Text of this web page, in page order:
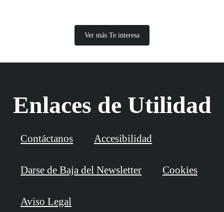
Ver más Te interesa
Enlaces de Utilidad
Contáctanos Accesibilidad
Darse de Baja del Newsletter Cookies
Aviso Legal